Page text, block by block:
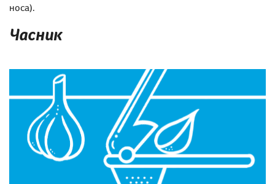
носа).
Часник